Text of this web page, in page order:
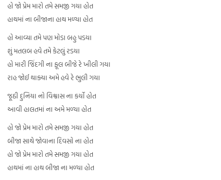
હો જો પ્રેમ મારો તમે સમજી ગયા હોત
હાથમાં ના બીજાના હાથ મળ્યા હોત
હો આવ્યા તમે પણ મોડા બહુ પડયા
શું મતલબ હવે તમે કેટલું રડયા
હો મારી જિંદગી ના ફૂલ બીજે રે ખીલી ગયા
રાહ જોઈ થાક્યા અમે હવે રે ભુલી ગયા
જૂઠી દુનિયા નો વિશ્વાસ ના કર્યો હોત
આવી હાલતમાં ના અમે મળ્યા હોત
હો જો પ્રેમ મારો તમે સમજી ગયા હોત
બીજા સાથે જોવાના દિવસો ના હોત
હો જો પ્રેમ મારો તમે સમજી ગયા હોત
હાથમાં ના હાથ બીજા ના મળ્યા હોત